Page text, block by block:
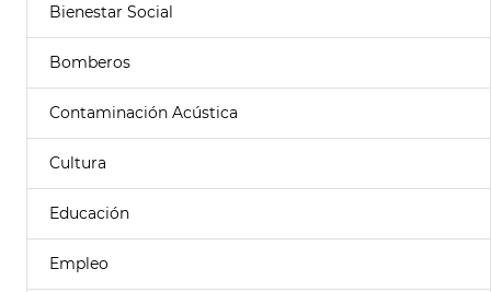
Bienestar Social
Bomberos
Contaminación Acústica
Cultura
Educación
Empleo